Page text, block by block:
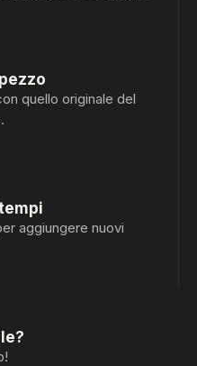
quello originale del
aggiungere nuovi